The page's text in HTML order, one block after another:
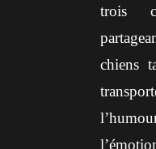
trois
chiens